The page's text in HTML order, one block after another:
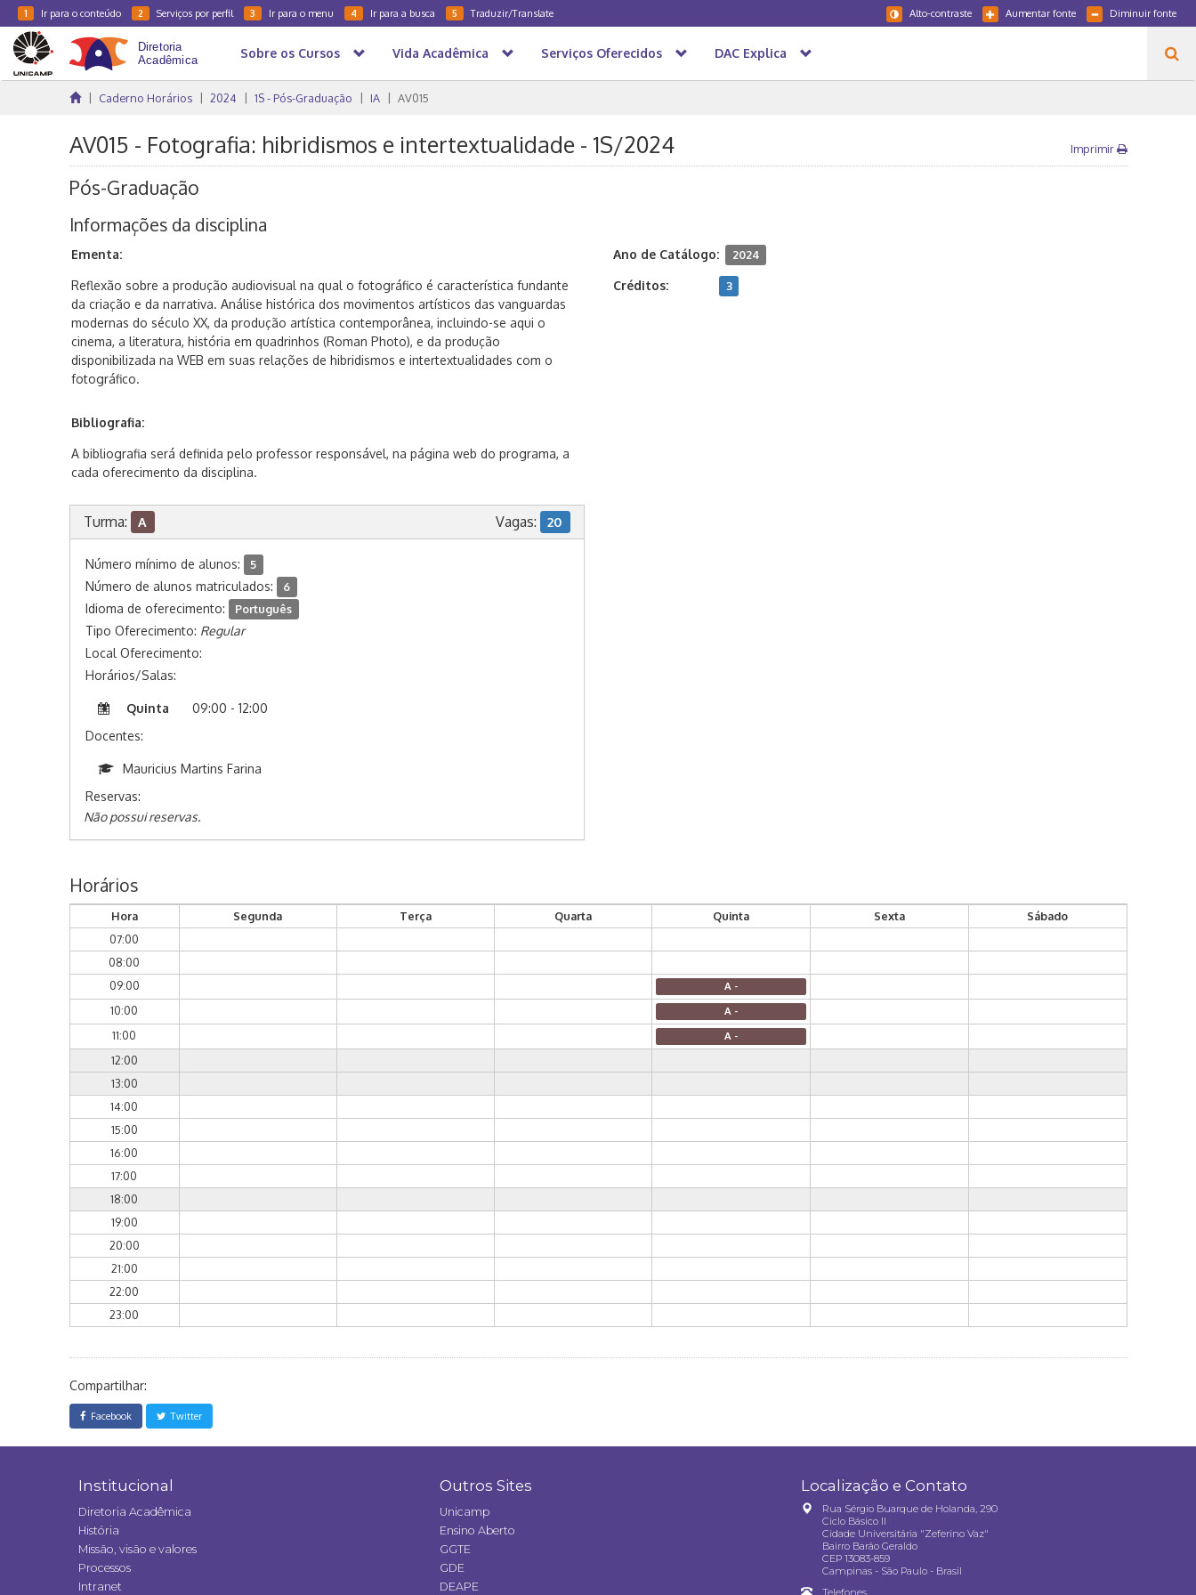
1 Ir para o conteúdo 2 Serviços por perfil 3 Ir para o menu 4 Ir para a busca 5 Traduzir/Translate Diminuir fonte
Aumentar fonte
Alto-contraste
Sobre os Cursos Vida Acadêmica Serviços Oferecidos DAC Explica
Caderno Horários 2024 1S - Pós-Graduação IA AV015
AV015 - Fotografia: hibridismos e intertextualidade - 1S/2024 Imprimir
Pós-Graduação
Informações da disciplina
Ementa:
Reflexão sobre a produção audiovisual na qual o fotográfico é característica fundante
da criação e da narrativa. Análise histórica dos movimentos artísticos das vanguardas
modernas do século XX, da produção artística contemporânea, incluindo-se aqui o
cinema, a literatura, história em quadrinhos (Roman Photo), e da produção
disponibilizada na WEB em suas relações de hibridismos e intertextualidades com o
fotográfico.
Bibliografia:
A bibliografia será definida pelo professor responsável, na página web do programa, a
cada oferecimento da disciplina.
Ano de Catálogo: 2024
Créditos: 3
Turma: A Vagas: 20
Número mínimo de alunos: 5
Número de alunos matriculados: 6
Idioma de oferecimento: Português
Tipo Oferecimento: Regular
Local Oferecimento:
Horários/Salas:
Quinta
09:00 - 12:00
Docentes:
Mauricius Martins Farina
Reservas:
Não possui reservas.
Horários
Hora Segunda Terça Quarta Quinta Sexta
Sábado
07:00
08:00
09:00
A -
10:00 A -
11:00 A -
12:00
13:00
14:00
15:00
16:00
17:00
18:00
19:00
20:00
21:00
22:00
23:00
Compartilhar:
Facebook Twitter
Institucional
Diretoria Acadêmica
História
Missão, visão e valores
Processos
Intranet
Outros Sites
Unicamp
Ensino Aberto
GGTE
GDE
DEAPE
Localização e Contato
Rua Sérgio Buarque de Holanda, 290
Ciclo Básico II
Cidade Universitária "Zeferino Vaz"
Bairro Barão Geraldo
CEP 13083-859
Campinas - São Paulo - Brasil
Telefones